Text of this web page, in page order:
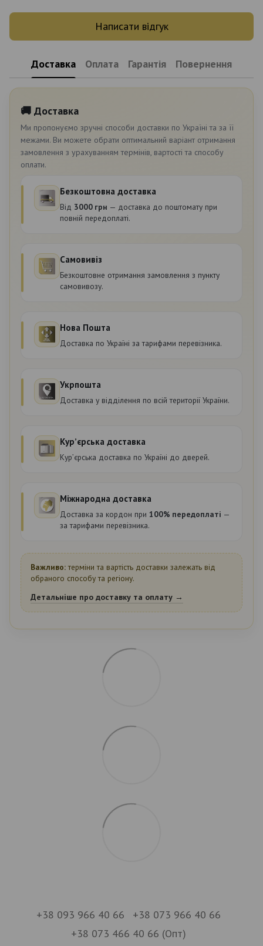
Написати відгук
Доставка Оплата Гарантія Повернення
🚚 Доставка
Ми пропонуємо зручні способи доставки по Україні та за її
межами. Ви можете обрати оптимальний варіант отримання
замовлення з урахуванням термінів, вартості та способу
оплати.
Безкоштовна доставка
Від 3000 грн — доставка до поштомату при
повній передоплаті.
Самовивіз
Безкоштовне отримання замовлення з пункту
самовивозу.
Нова Пошта
Доставка по Україні за тарифами перевізника.
Укрпошта
Доставка у відділення по всій території України.
Курʼєрська доставка
Курʼєрська доставка по Україні до дверей.
Міжнародна доставка
Доставка за кордон при 100% передоплаті —
за тарифами перевізника.
Важливо:терміни та вартість доставки залежать від
обраного способу та регіону.
Детальніше про доставку та оплату →
+38 093 966 40 66
+38 073 966 40 66
+38 073 466 40 66 (Опт)